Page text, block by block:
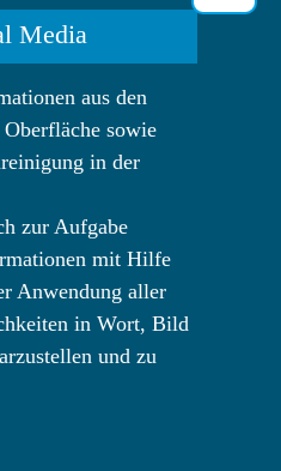
Media
aus den
sowie
in der
zur Aufgabe
mit Hilfe
Anwendung aller
in Wort, Bild
und zu